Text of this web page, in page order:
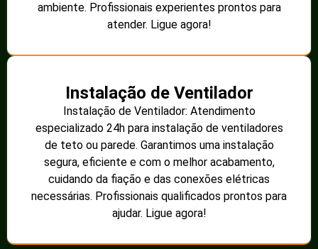
ambiente. Profissionais experientes prontos para
atender. Ligue agora!
Instalação de Ventilador
Instalação de Ventilador: Atendimento
especializado 24h para instalação de ventiladores
de teto ou parede. Garantimos uma instalação
segura, eficiente e com o melhor acabamento,
cuidando da fiação e das conexões elétricas
necessárias. Profissionais qualificados prontos para
ajudar. Ligue agora!